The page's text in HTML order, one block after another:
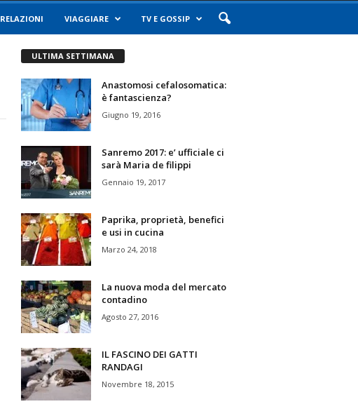
RELAZIONI VIAGGIARE TV E GOSSIP
ULTIMA SETTIMANA
Anastomosi cefalosomatica:
è fantascienza?
Giugno 19, 2016
Sanremo 2017: e’ ufficiale ci
sarà Maria de filippi
Gennaio 19, 2017
Paprika, proprietà, benefici
e usi in cucina
Marzo 24, 2018
La nuova moda del mercato
contadino
Agosto 27, 2016
IL FASCINO DEI GATTI
RANDAGI
Novembre 18, 2015